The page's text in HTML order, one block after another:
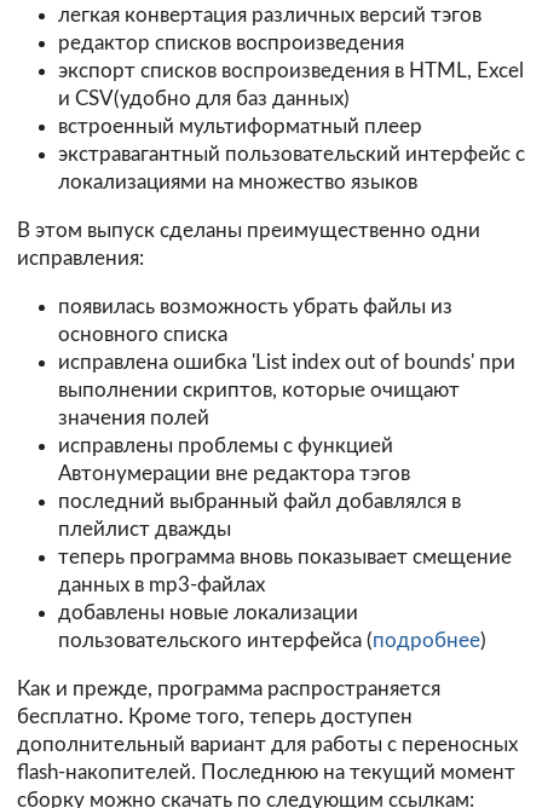
легкая конвертация различных версий тэгов
редактор списков воспроизведения
экспорт списков воспроизведения в HTML, Excel
и CSV(удобно для баз данных)
встроенный мультиформатный плеер
экстравагантный пользовательский интерфейс с
локализациями на множество языков
В этом выпуск сделаны преимущественно одни
исправления:
появилась возможность убрать файлы из
основного списка
исправлена ошибка 'List index out of bounds' при
выполнении скриптов, которые очищают
значения полей
исправлены проблемы с функцией
Автонумерации вне редактора тэгов
последний выбранный файл добавлялся в
плейлист дважды
теперь программа вновь показывает смещение
данных в mp3-файлах
добавлены новые локализации
пользовательского интерфейса (подробнее)
Как и прежде, программа распространяется
бесплатно. Кроме того, теперь доступен
дополнительный вариант для работы с переносных
flash-накопителей. Последнюю на текущий момент
сборку можно скачать по следующим ссылкам: